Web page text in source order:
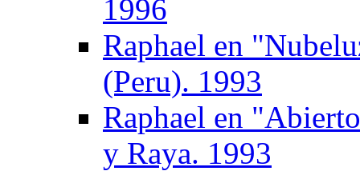
1996
Raphael en
(Peru). 1993
Raphael en
y Raya. 1993